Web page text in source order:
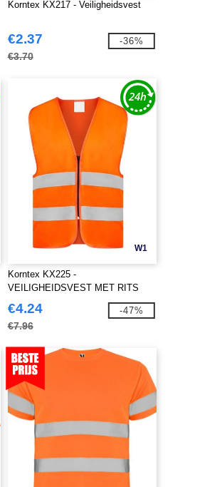
Korntex KX217 - Veiligheidsvest
€2.37
€3.70
-36%
W1
Korntex KX225 -
VEILIGHEIDSVEST MET RITS
"COLOGNE"
€4.24
€7.96
-47%